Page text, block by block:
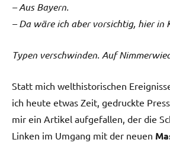
– Aus Bayern.
– Da wäre ich aber vorsichtig, hier in
Typen verschwinden. Auf
Statt mich welthistorischen
ich heute etwas Zeit, gedruckte
mir ein Artikel aufgefallen, der die
Linken im Umgang mit der neuen